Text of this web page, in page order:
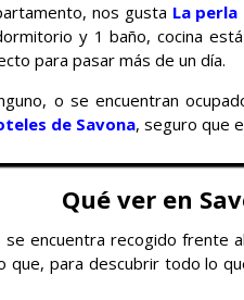
nos gusta La perla
y 1 baño, cocina
para pasar más de un día.
o se encuentran
de Savona, seguro que
Qué ver en
encuentra recogido frente
que, para descubrir todo lo